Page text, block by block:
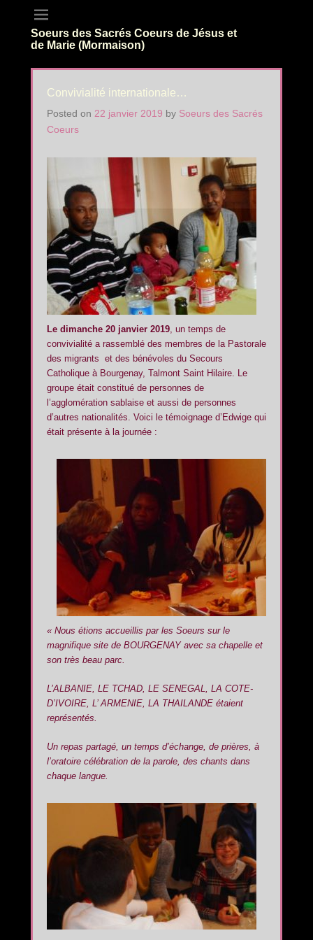
Soeurs des Sacrés Coeurs de Jésus et
de Marie (Mormaison)
Convivialité internationale…
Posted on 22 janvier 2019 by Soeurs des Sacrés
Coeurs
Le dimanche 20 janvier 2019, un temps de
convivialité a rassemblé des membres de la Pastorale
des migrants et des bénévoles du Secours
Catholique à Bourgenay, Talmont Saint Hilaire. Le
groupe était constitué de personnes de
l’agglomération sablaise et aussi de personnes
d’autres nationalités. Voici le témoignage d’Edwige qui
était présente à la journée :
« Nous étions accueillis par les Soeurs sur le
magnifique site de BOURGENAY avec sa chapelle et
son très beau parc.
L’ALBANIE, LE TCHAD, LE SENEGAL, LA COTE-
D’IVOIRE, L’ ARMENIE, LA THAILANDE étaient
représentés.
Un repas partagé, un temps d’échange, de prières, à
l’oratoire célébration de la parole, des chants dans
chaque langue.